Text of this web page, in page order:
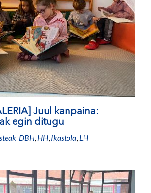
Juul kanpaina:
egin ditugu
, DBH, HH, Ikastola, LH